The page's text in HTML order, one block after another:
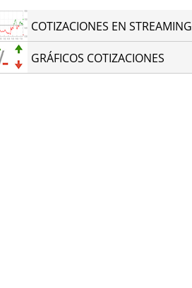
COTIZACIONES EN STREAMING
GRÁFICOS COTIZACIONES